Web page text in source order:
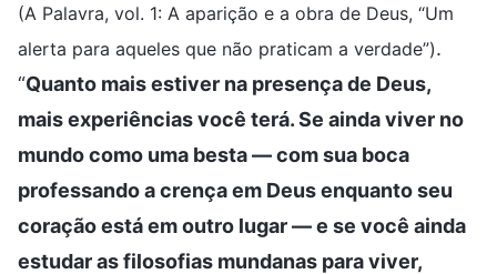
(A Palavra, vol. 1: A aparição e a obra de Deus, “Um
alerta para aqueles que não praticam a verdade”).
“Quanto mais estiver na presença de Deus,
mais experiências você terá. Se ainda viver no
mundo como uma besta — com sua boca
professando a crença em Deus enquanto seu
coração está em outro lugar — e se você ainda
estudar as filosofias mundanas para viver,